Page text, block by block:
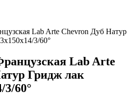
Lab Arte Chevron Дуб Натур
3/60°
Lab Arte
Гридж лак
3/60°